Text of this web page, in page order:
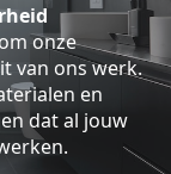
onze
van ons werk.
en
dat al jouw